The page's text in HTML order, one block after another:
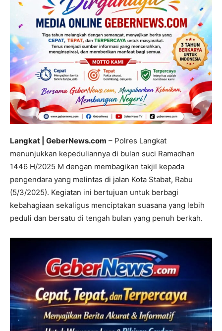
Langkat | GeberNews.com – Polres Langkat
menunjukkan kepeduliannya di bulan suci Ramadhan
1446 H/2025 M dengan membagikan takjil kepada
pengendara yang melintas di jalan Kota Stabat, Rabu
(5/3/2025). Kegiatan ini bertujuan untuk berbagi
kebahagiaan sekaligus menciptakan suasana yang lebih
peduli dan bersatu di tengah bulan yang penuh berkah.